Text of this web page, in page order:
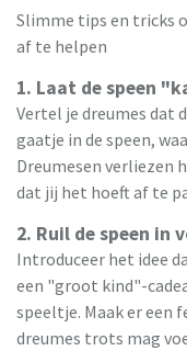
Slimme tips en tricks
af te helpen
1. Laat de speen
Vertel je dreumes dat
gaatje in de speen,
Dreumesen verliezen
dat jij het hoeft af te
2. Ruil de speen in
Introduceer het idee
een "groot kind"-
speeltje. Maak er een
dreumes trots mag